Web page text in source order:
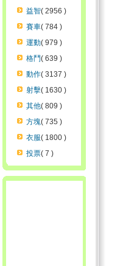
益智( 2956 )
賽車( 784 )
運動( 979 )
格鬥( 639 )
動作( 3137 )
射擊( 1630 )
其他( 809 )
方塊( 735 )
衣服( 1800 )
投票( 7 )